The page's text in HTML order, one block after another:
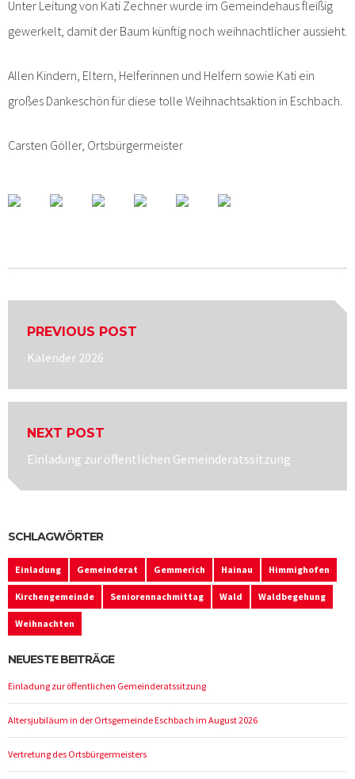
Unter Leitung von Kati Zechner wurde im Gemeindehaus fleißig
gewerkelt, damit der Baum künftig noch weihnachtlicher aussieht.
Allen Kindern, Eltern, Helferinnen und Helfern sowie Kati ein
großes Dankeschön für diese tolle Weihnachtsaktion in Eschbach.
Carsten Göller, Ortsbürgermeister
PREVIOUS POST
Previous
Kalender 2026
NEXT POST
Next
Einladung zur öffentlichen Gemeinderatssitzung
SCHLAGWÖRTER
Einladung Gemeinderat Gemmerich Hainau Himmighofen
Kirchengemeinde Seniorennachmittag Wald Waldbegehung
Weihnachten
NEUESTE BEITRÄGE
Einladung zur öffentlichen Gemeinderatssitzung
Altersjubiläum in der Ortsgemeinde Eschbach im August 2026
Vertretung des Ortsbürgermeisters